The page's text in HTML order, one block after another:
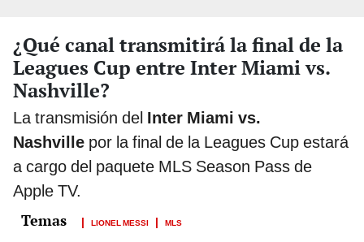
¿Qué canal transmitirá la final de la
Leagues Cup entre Inter Miami vs.
Nashville?
La transmisión del Inter Miami vs.
Nashville por la final de la Leagues Cup estará
a cargo del paquete MLS Season Pass de
Apple TV.
LIONEL MESSI MLS